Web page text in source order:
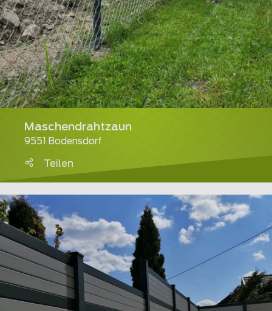
Maschendrahtzaun
9551 Bodensdorf
Teilen